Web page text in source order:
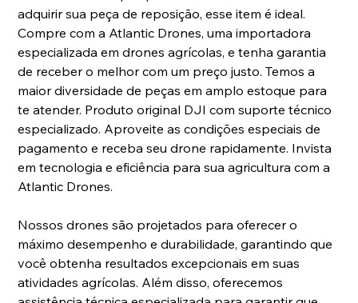
adquirir sua peça de reposição, esse item é ideal.
Compre com a Atlantic Drones, uma importadora
especializada em drones agrícolas, e tenha garantia
de receber o melhor com um preço justo. Temos a
maior diversidade de peças em amplo estoque para
te atender. Produto original DJI com suporte técnico
especializado. Aproveite as condições especiais de
pagamento e receba seu drone rapidamente. Invista
em tecnologia e eficiência para sua agricultura com a
Atlantic Drones.
Nossos drones são projetados para oferecer o
máximo desempenho e durabilidade, garantindo que
você obtenha resultados excepcionais em suas
atividades agrícolas. Além disso, oferecemos